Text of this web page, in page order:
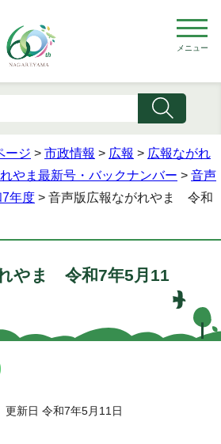
メニュー
ージ > 市政情報 > 広報 > 広報ながれ
やま最新号・バックナンバー > 音声
年度 > 音声版広報ながれやま 令和
やま 令和7年5月11
新日 令和7年5月11日